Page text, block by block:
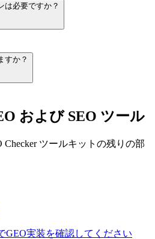
は必要ですか？
すか？
および SEO ツール
ツールキットの残りの部
GEO実装を確認してください